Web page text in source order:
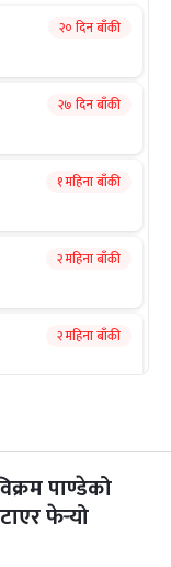
२० दिन बाँकी
२७ दिन बाँकी
१ महिना बाँकी
२ महिना बाँकी
२ महिना बाँकी
२ महिना बाँकी
पाण्डेको
फेर्‍यो